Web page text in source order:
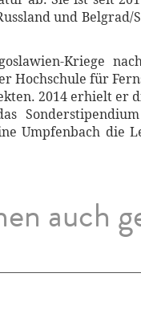
und Belgrad/
Kriege
für
2014 erhielt er
Umpfenbach die
auch